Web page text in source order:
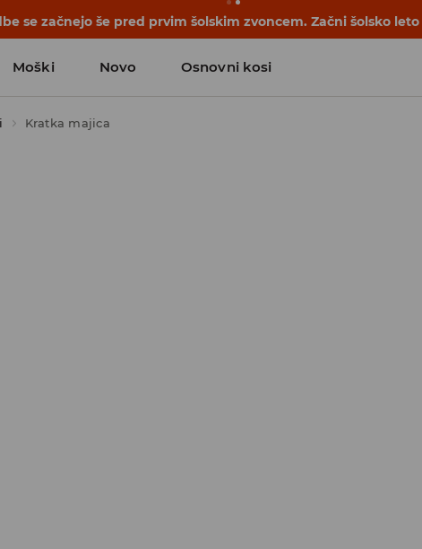
se začnejo še pred prvim šolskim zvoncem. Začni šolsko
Moški Novo Osnovni kosi
Kratka majica